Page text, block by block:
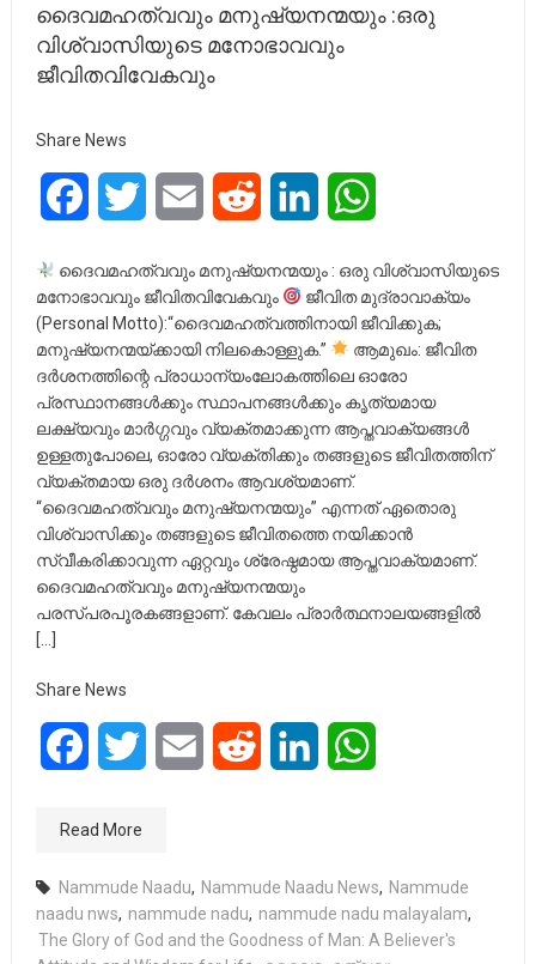
ദൈവമഹത്വവും മനുഷ്യനന്മയും :ഒരു
വിശ്വാസിയുടെ മനോഭാവവും
ജീവിതവിവേകവും
Share News
FacebookTwitter Email Reddit LinkedIn
ദൈവമഹത്വവും മനുഷ്യനന്മയും : ഒരു വിശ്വാസിയുടെ
മനോഭാവവും ജീവിതവിവേകവും
ജീവിത മുദ്രാവാക്യം
(Personal Motto):“ദൈവമഹത്വത്തിനായി ജീവിക്കുക;
മനുഷ്യനന്മയ്ക്കായി നിലകൊള്ളുക.”
ആമുഖം: ജീവിത
ദർശനത്തിന്റെ പ്രാധാന്യംലോകത്തിലെ ഓരോ
പ്രസ്ഥാനങ്ങൾക്കും സ്ഥാപനങ്ങൾക്കും കൃത്യമായ
ലക്ഷ്യവും മാർഗ്ഗവും വ്യക്തമാക്കുന്ന ആപ്തവാക്യങ്ങൾ
ഉള്ളതുപോലെ, ഓരോ വ്യക്തിക്കും തങ്ങളുടെ ജീവിതത്തിന്
വ്യക്തമായ ഒരു ദർശനം ആവശ്യമാണ്.
“ദൈവമഹത്വവും മനുഷ്യനന്മയും” എന്നത് ഏതൊരു
വിശ്വാസിക്കും തങ്ങളുടെ ജീവിതത്തെ നയിക്കാൻ
സ്വീകരിക്കാവുന്ന ഏറ്റവും ശ്രേഷ്ഠമായ ആപ്തവാക്യമാണ്.
ദൈവമഹത്വവും മനുഷ്യനന്മയും
പരസ്പരപൂരകങ്ങളാണ്. കേവലം പ്രാർത്ഥനാലയങ്ങളിൽ
[…]
Share News
FacebookTwitter Email Reddit LinkedIn
Read More
Nammude Naadu, Nammude Naadu News, Nammude
naadu nws, nammude nadu, nammude nadu malayalam,
The Glory of God and the Goodness of Man: A Believer's